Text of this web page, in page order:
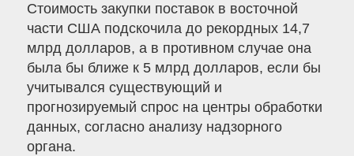
Стоимость закупки поставок в восточной
части США подскочила до рекордных 14,7
млрд долларов, а в противном случае она
была бы ближе к 5 млрд долларов, если бы
учитывался существующий и
прогнозируемый спрос на центры обработки
данных, согласно анализу надзорного
органа.